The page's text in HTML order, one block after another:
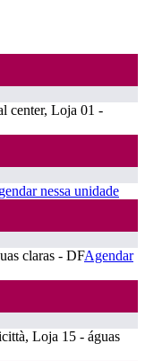
center, Loja 01 -
nessa unidade
claras - DFAgendar
Loja 15 - águas